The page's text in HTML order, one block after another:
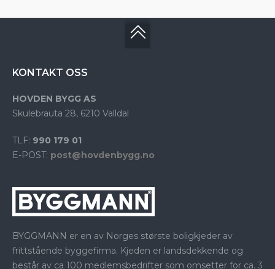
KONTAKT OSS
HOVDEN BYGG AS
Skulebrauta 28, 6210 Valldal
TLF: 990 179 01
E-POST: post@hovdenbygg.no
BYGGMANN er en av Norges største boligkjeder av
frittstående byggefirma. Kjeden er landsdekkende og
består av ca 100 medlemsbedrifter som omsetter for ca. 3